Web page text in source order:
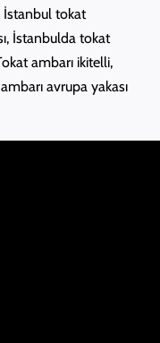
İstanbul tokat
İstanbulda tokat
ambarı ikitelli,
avrupa yakası